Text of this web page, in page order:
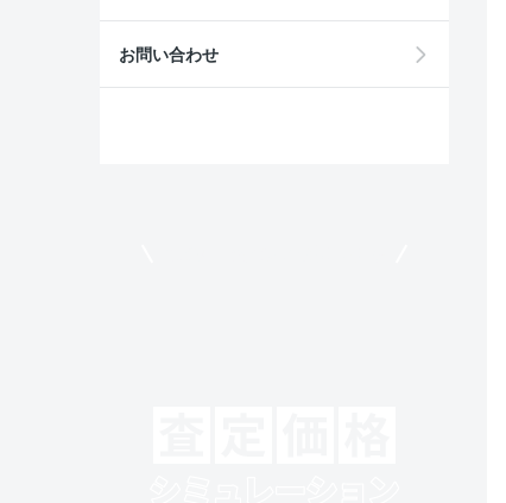
お問い合わせ